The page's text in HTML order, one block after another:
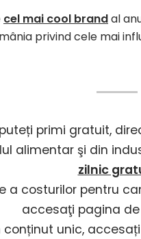
cel mai cool brandal
privind cele mai
primi gratuit,
alimentar şi din
zilnic
a costurilor pentru
accesaţi pagina de
conținut unic, accesați